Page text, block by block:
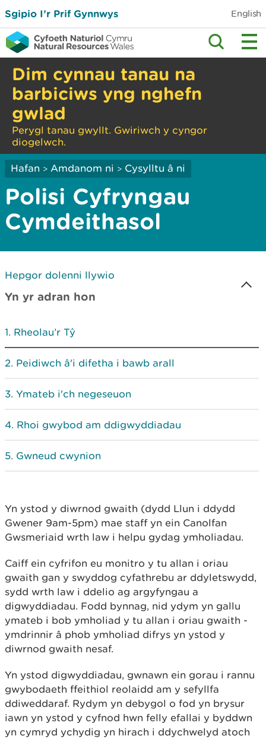
Sgipio I’r Prif Gynnwys English
Dim cynnau tanau na
barbiciws yng nghefn
gwlad
Perygl tanau gwyllt. Gwiriwch y cyngor
diogelwch.
Hafan > Amdanom ni > Cysylltu â ni
Polisi Cyfryngau
Cymdeithasol
Hepgor dolenni llywio
Yn yr adran hon
Rheolau’r Tŷ
Peidiwch â'i difetha i bawb arall
Ymateb i'ch negeseuon
Rhoi gwybod am ddigwyddiadau
Gwneud cwynion
Yn ystod y diwrnod gwaith (dydd Llun i ddydd
Gwener 9am-5pm) mae staff yn ein Canolfan
Gwsmeriaid wrth law i helpu gydag ymholiadau.
Caiff ein cyfrifon eu monitro y tu allan i oriau
gwaith gan y swyddog cyfathrebu ar ddyletswydd,
sydd wrth law i ddelio ag argyfyngau a
digwyddiadau. Fodd bynnag, nid ydym yn gallu
ymateb i bob ymholiad y tu allan i oriau gwaith -
ymdrinnir â phob ymholiad difrys yn ystod y
diwrnod gwaith nesaf.
Yn ystod digwyddiadau, gwnawn ein gorau i rannu
gwybodaeth ffeithiol reolaidd am y sefyllfa
ddiweddaraf. Rydym yn debygol o fod yn brysur
iawn yn ystod y cyfnod hwn felly efallai y byddwn
yn cymryd ychydig yn hirach i ddychwelyd atoch